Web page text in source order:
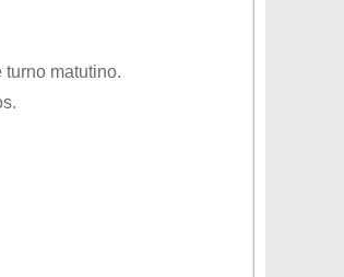
turno matutino.